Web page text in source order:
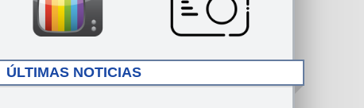
ÚLTIMAS NOTICIAS